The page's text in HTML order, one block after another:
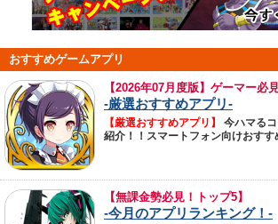
おすすめゲームアプリ
【2026年07月度版】ゲーマー必
-厳選おすすめアプリ-
【厳選おすすめアプリ】
今ハマる
紹介！！スマートフォン向けおすす
【無課金勢必見！トップ5】
-今月のアプリランキング！-